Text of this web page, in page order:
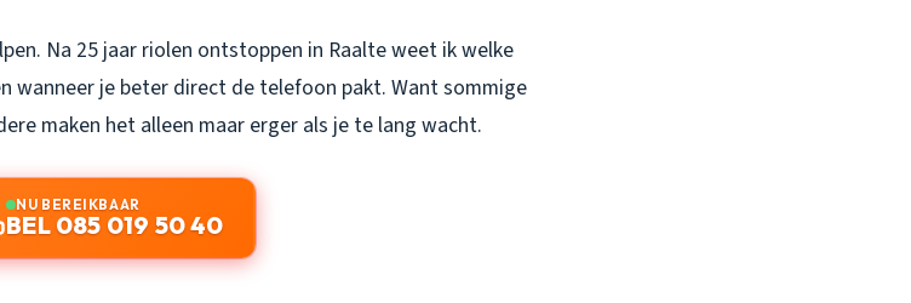
Na 25 jaar riolen ontstoppen in Raalte weet ik welke
wanneer je beter direct de telefoon pakt. Want sommige
maken het alleen maar erger als je te lang wacht.
NU BEREIKBAAR
BEL 085 019 50 40